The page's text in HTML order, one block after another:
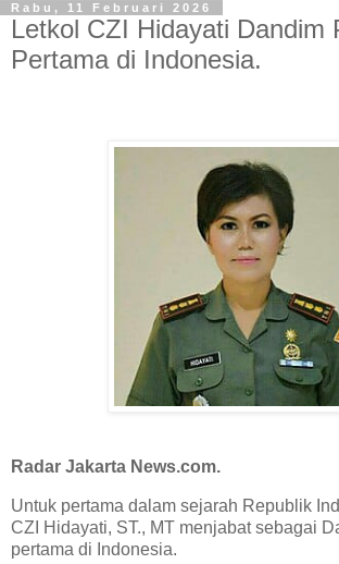
Rabu, 11 Februari 2026
Letkol CZI Hidayati Dandim
Pertama di Indonesia.
Radar Jakarta News.com.
Untuk pertama dalam sejarah Republik
CZI Hidayati, ST., MT menjabat sebagai
pertama di Indonesia.